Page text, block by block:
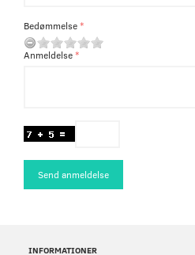
Bedømmelse
Anmeldelse
Send anmeldelse
INFORMATIONER